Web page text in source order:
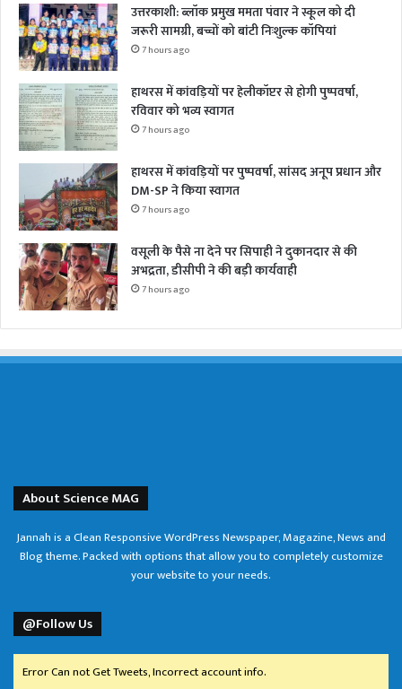
उत्तरकाशी: ब्लॉक प्रमुख ममता पंवार ने स्कूल को दी
जरूरी सामग्री, बच्चों को बांटी निःशुल्क कॉपियां
7 hours ago
हाथरस में कांवड़ियों पर हेलीकॉप्टर से होगी पुष्पवर्षा,
रविवार को भव्य स्वागत
7 hours ago
हाथरस में कांवड़ियों पर पुष्पवर्षा, सांसद अनूप प्रधान और
DM-SP ने किया स्वागत
7 hours ago
वसूली के पैसे ना देने पर सिपाही ने दुकानदार से की
अभद्रता, डीसीपी ने की बड़ी कार्यवाही
7 hours ago
About Science MAG
Jannah is a Clean Responsive WordPress Newspaper, Magazine, News and
Blog theme. Packed with options that allow you to completely customize
your website to your needs.
@Follow Us
Error Can not Get Tweets, Incorrect account info.